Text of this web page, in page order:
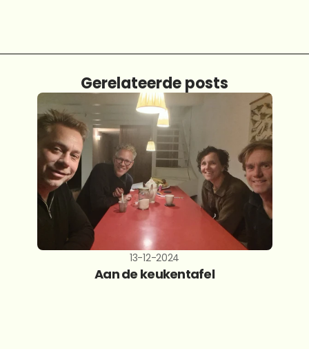
Gerelateerde posts
13-12-2024
Aan de keukentafel